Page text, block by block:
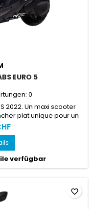
EURO 5
0
2022. Un maxi scooter
plat unique pour un
verfügbar
favorite_border